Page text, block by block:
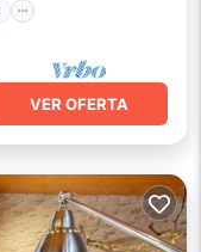
VER OFERTA